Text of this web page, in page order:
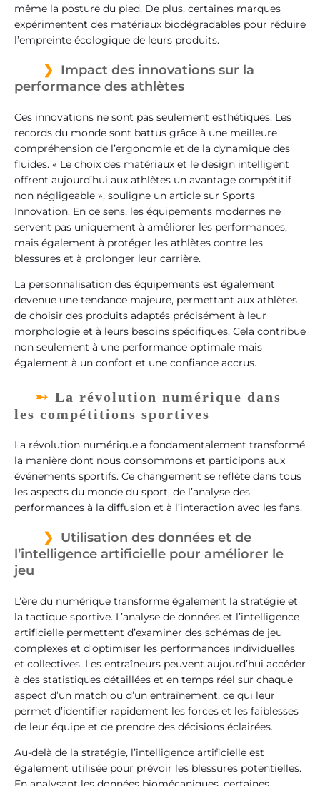
même la posture du pied. De plus, certaines marques
expérimentent des matériaux biodégradables pour réduire
l’empreinte écologique de leurs produits.
Impact des innovations sur la
performance des athlètes
Ces innovations ne sont pas seulement esthétiques. Les
records du monde sont battus grâce à une meilleure
compréhension de l’ergonomie et de la dynamique des
fluides. « Le choix des matériaux et le design intelligent
offrent aujourd’hui aux athlètes un avantage compétitif
non négligeable », souligne un article sur Sports
Innovation. En ce sens, les équipements modernes ne
servent pas uniquement à améliorer les performances,
mais également à protéger les athlètes contre les
blessures et à prolonger leur carrière.
La personnalisation des équipements est également
devenue une tendance majeure, permettant aux athlètes
de choisir des produits adaptés précisément à leur
morphologie et à leurs besoins spécifiques. Cela contribue
non seulement à une performance optimale mais
également à un confort et une confiance accrus.
La révolution numérique dans
les compétitions sportives
La révolution numérique a fondamentalement transformé
la manière dont nous consommons et participons aux
événements sportifs. Ce changement se reflète dans tous
les aspects du monde du sport, de l’analyse des
performances à la diffusion et à l’interaction avec les fans.
Utilisation des données et de
l’intelligence artificielle pour améliorer le
jeu
L’ère du numérique transforme également la stratégie et
la tactique sportive. L’analyse de données et l’intelligence
artificielle permettent d’examiner des schémas de jeu
complexes et d’optimiser les performances individuelles
et collectives. Les entraîneurs peuvent aujourd’hui accéder
à des statistiques détaillées et en temps réel sur chaque
aspect d’un match ou d’un entraînement, ce qui leur
permet d’identifier rapidement les forces et les faiblesses
de leur équipe et de prendre des décisions éclairées.
Au-delà de la stratégie, l’intelligence artificielle est
également utilisée pour prévoir les blessures potentielles.